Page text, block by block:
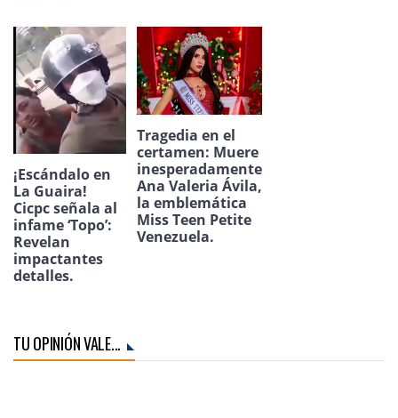
¡Escándalo en
La Guaira!
Cicpc señala al
infame ‘Topo’:
Revelan
impactantes
detalles.
Tragedia en el
certamen: Muere
inesperadamente
Ana Valeria Ávila,
la emblemática
Miss Teen Petite
Venezuela.
TU OPINIÓN VALE...